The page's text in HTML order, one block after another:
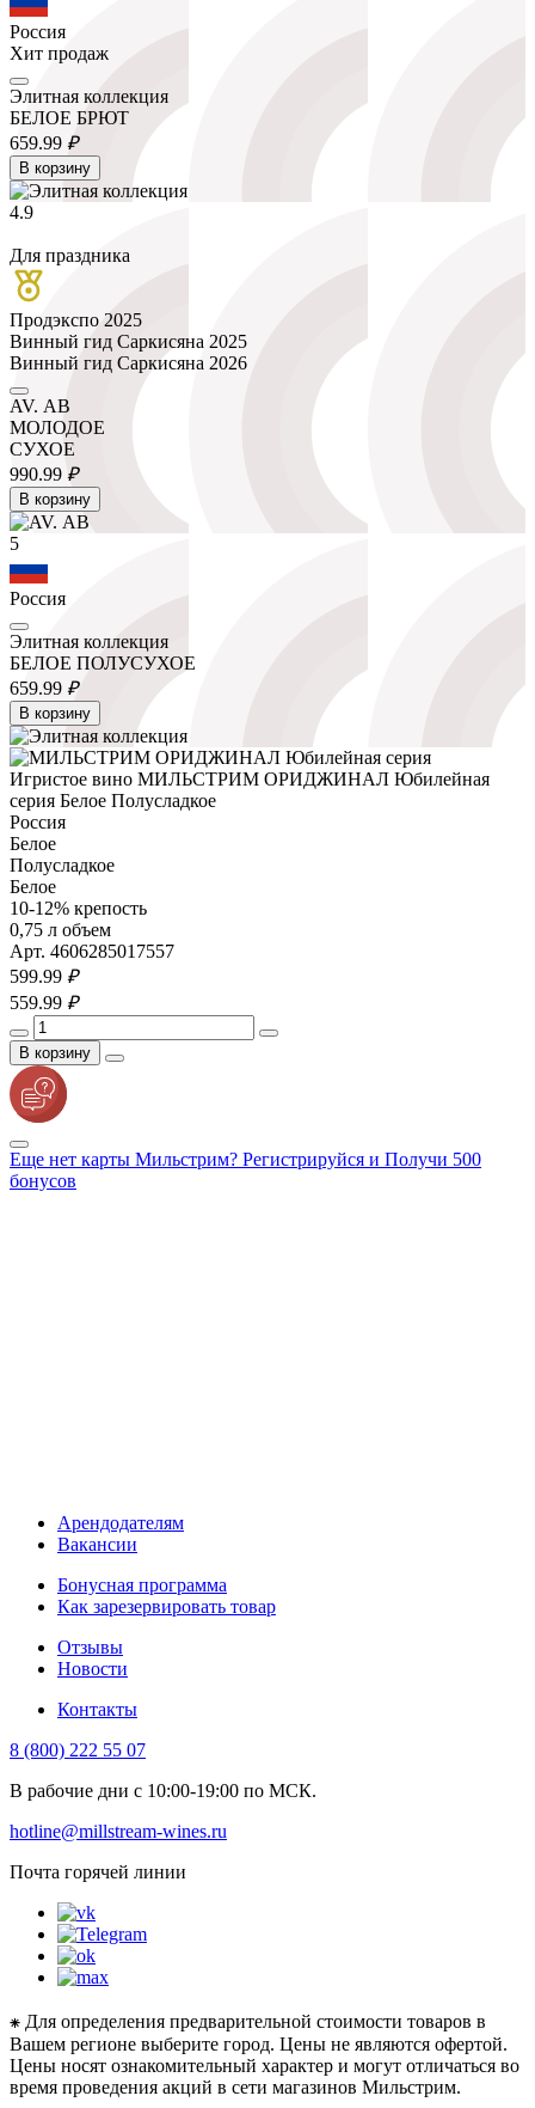
Россия
Хит продаж
Элитная коллекция
БЕЛОЕ БРЮТ
659.99 ₽
В корзину
4.9
Для праздника
Продэкспо 2025
Винный гид Саркисяна 2025
Винный гид Саркисяна 2026
AV. АВ
МОЛОДОЕ
СУХОЕ
990.99 ₽
В корзину
5
Россия
Элитная коллекция
БЕЛОЕ ПОЛУСУХОЕ
659.99 ₽
В корзину
Игристое вино МИЛЬСТРИМ ОРИДЖИНАЛ Юбилейная
серия Белое Полусладкое
Россия
Белое
Полусладкое
Белое
10-12% крепость
0,75 л объем
Арт. 4606285017557
599.99 ₽
559.99 ₽
В корзину
Еще нет карты Мильстрим? Регистрируйся и Получи 500
бонусов
Арендодателям
Вакансии
Бонусная программа
Как зарезервировать товар
Отзывы
Новости
Контакты
8 (800) 222 55 07
В рабочие дни с 10:00-19:00 по МСК.
hotline@millstream-wines.ru
Почта горячей линии
⁕ Для определения предварительной стоимости товаров в
Вашем регионе выберите город. Цены не являются офертой.
Цены носят ознакомительный характер и могут отличаться во
время проведения акций в сети магазинов Мильстрим.